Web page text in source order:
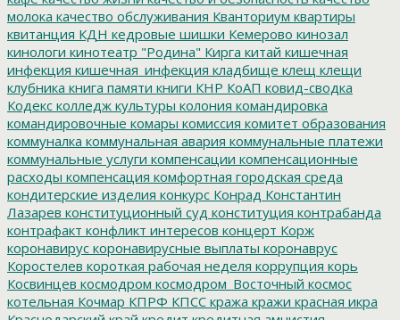
молока качество обслуживания Кванториум квартиры
квитанция КДН кедровые шишки Кемерово кинозал
кинологи кинотеатр "Родина" Кирга китай кишечная
инфекция кишечная_инфекция кладбище клещ клещи
клубника книга памяти книги КНР КоАП ковид-сводка
Кодекс колледж культуры колония командировка
командировочные комары комиссия комитет образования
коммуналка коммунальная авария коммунальные платежи
коммунальные услуги компенсации компенсационные
расходы компенсация комфортная городская среда
кондитерские изделия конкурс Конрад Константин
Лазарев конституционный суд конституция контрабанда
контрафакт конфликт интересов концерт Корж
коронавирус коронавирусные выплаты коронаврус
Коростелев короткая рабочая неделя коррупция корь
Косвинцев космодром космодром_Восточный космос
котельная Кочмар КПРФ КПСС кража кражи красная икра